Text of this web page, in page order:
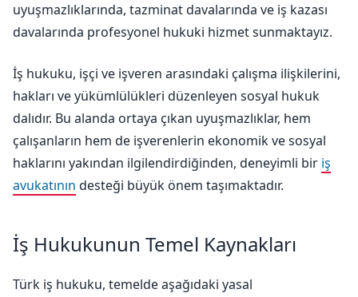
uyuşmazlıklarında, tazminat davalarında ve iş kazası
davalarında profesyonel hukuki hizmet sunmaktayız.
İş hukuku, işçi ve işveren arasındaki çalışma ilişkilerini,
hakları ve yükümlülükleri düzenleyen sosyal hukuk
dalıdır. Bu alanda ortaya çıkan uyuşmazlıklar, hem
çalışanların hem de işverenlerin ekonomik ve sosyal
haklarını yakından ilgilendirdiğinden, deneyimli bir iş
avukatının desteği büyük önem taşımaktadır.
İş Hukukunun Temel Kaynakları
Türk iş hukuku, temelde aşağıdaki yasal